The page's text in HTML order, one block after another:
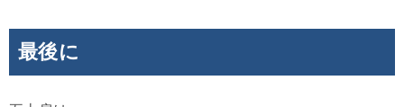
最後に